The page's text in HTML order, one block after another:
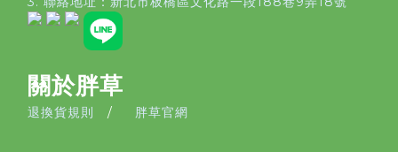
關於胖草
退換貨規則 / 胖草官網